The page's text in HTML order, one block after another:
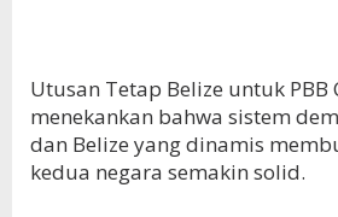
Utusan Tetap Belize untuk PBB
menekankan bahwa sistem
dan Belize yang dinamis
kedua negara semakin solid.